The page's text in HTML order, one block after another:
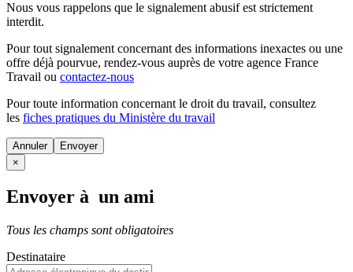
Nous vous rappelons que le signalement abusif est strictement
interdit.
Pour tout signalement concernant des informations inexactes ou une
offre déjà pourvue, rendez-vous auprès de votre agence France
Travail ou contactez-nous
Pour toute information concernant le droit du travail, consultez
les fiches pratiques du Ministère du travail
Annuler
×
Envoyer à un ami
Tous les champs sont obligatoires
Destinataire